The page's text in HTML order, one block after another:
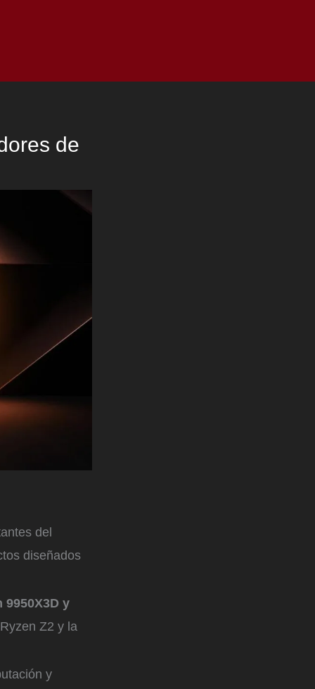
de
del
diseñados
y
Z2 y la
y